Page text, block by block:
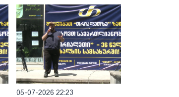
05-07-2026 22:23